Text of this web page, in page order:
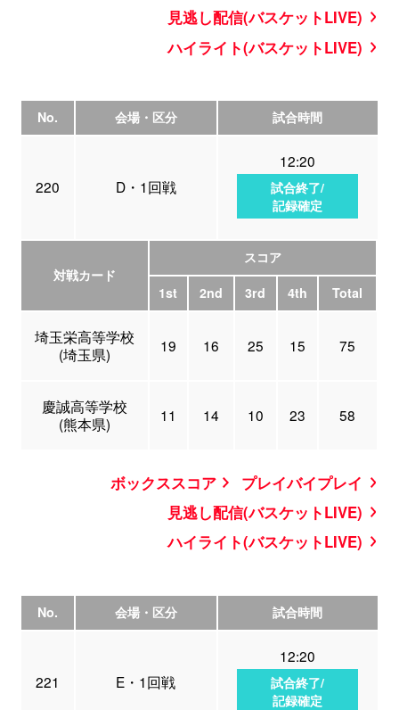
見逃し配信(バスケットLIVE)
ハイライト(バスケットLIVE)
No. 会場・区分 試合時間
220 D・1回戦
12:20
試合終了/
記録確定
対戦カード
スコア
1st
2nd 3rd 4th Total
埼玉栄高等学校
(埼玉県)
19 16 25 15 75
慶誠高等学校
(熊本県)
11 14 10 23 58
ボックススコア
プレイバイプレイ
見逃し配信(バスケットLIVE)
ハイライト(バスケットLIVE)
No. 会場・区分 試合時間
221 E・1回戦
12:20
試合終了/
記録確定